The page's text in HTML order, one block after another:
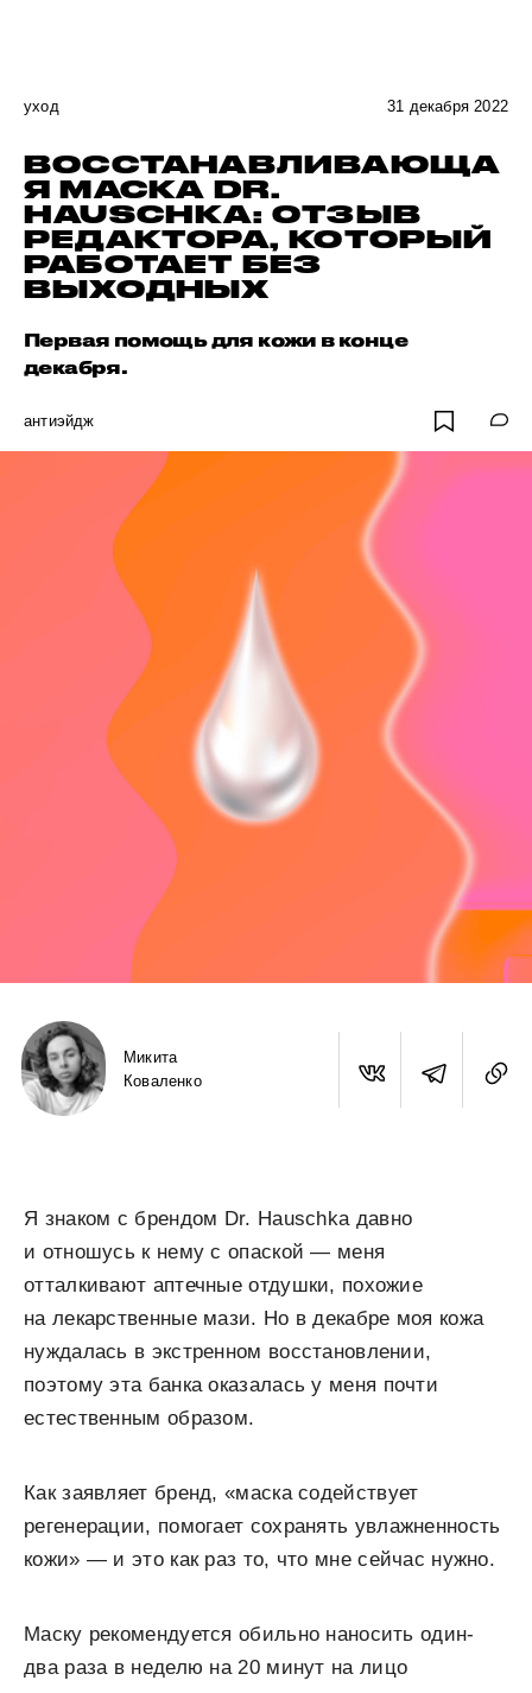
уход 31 декабря 2022
ВОССТАНАВЛИВАЮЩА
Я МАСКА DR.
HAUSCHKA: ОТЗЫВ
РЕДАКТОРА, КОТОРЫЙ
РАБОТАЕТ БЕЗ
ВЫХОДНЫХ
Первая помощь для кожи в конце
декабря.
антиэйдж
Микита
Коваленко
Я знаком с брендом Dr. Hauschka давно
и отношусь к нему с опаской — меня
отталкивают аптечные отдушки, похожие
на лекарственные мази. Но в декабре моя кожа
нуждалась в экстренном восстановлении,
поэтому эта банка оказалась у меня почти
естественным образом.
Как заявляет бренд, «маска содействует
регенерации, помогает сохранять увлажненность
кожи» — и это как раз то, что мне сейчас нужно.
Маску рекомендуется обильно наносить один-
два раза в неделю на 20 минут на лицо